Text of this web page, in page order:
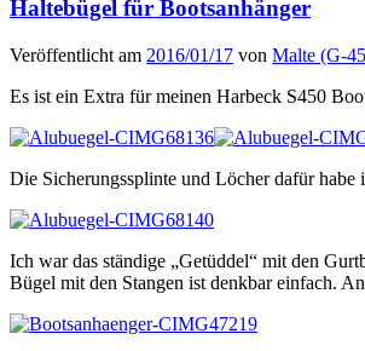
Haltebügel für Bootsanhänger
Veröffentlicht am 2016/01/17 von Malte (G-
Es ist ein Extra für meinen Harbeck S450
Die Sicherungssplinte und Löcher dafür habe
Ich war das ständige „Getüddel“ mit den
Bügel mit den Stangen ist denkbar einfach.